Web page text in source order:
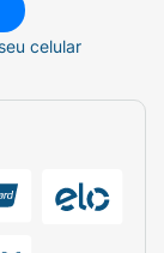
celular